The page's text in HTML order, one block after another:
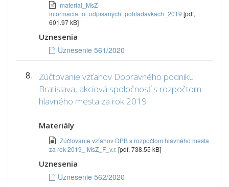
material_MsZ-
informacia_o_odpisanych_pohladavkach_2019 [pdf,
601.97 kB]
Uznesenia
Uznesenie 561/2020
8.
Zúčtovanie vzťahov Dopravného podniku
Bratislava, akciová spoločnosť s rozpočtom
hlavného mesta za rok 2019
Materiály
Zúčtovanie vzťahov DPB s rozpočtom hlavného mesta
za rok 2019_ MsZ_F_v.r. [pdf, 738.55 kB]
Uznesenia
Uznesenie 562/2020